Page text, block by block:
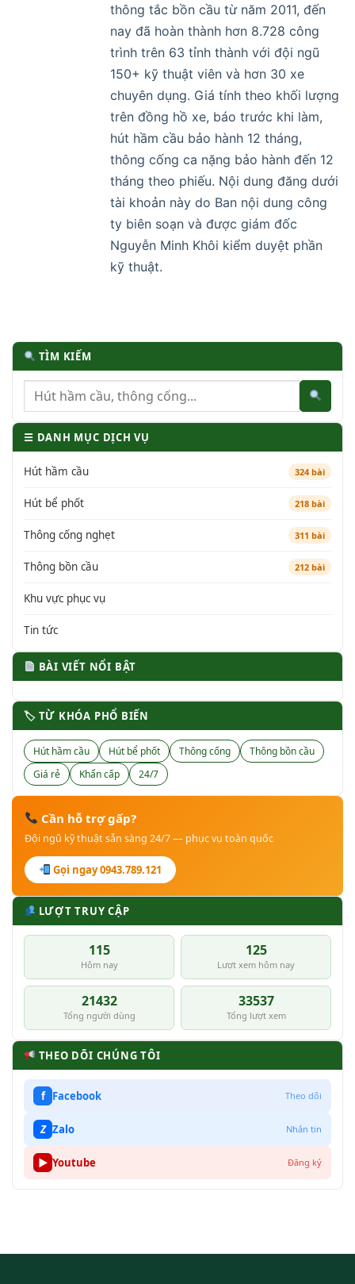
thông tắc bồn cầu từ năm 2011, đến
nay đã hoàn thành hơn 8.728 công
trình trên 63 tỉnh thành với đội ngũ
150+ kỹ thuật viên và hơn 30 xe
chuyên dụng. Giá tính theo khối lượng
trên đồng hồ xe, báo trước khi làm,
hút hầm cầu bảo hành 12 tháng,
thông cống ca nặng bảo hành đến 12
tháng theo phiếu. Nội dung đăng dưới
tài khoản này do Ban nội dung công
ty biên soạn và được giám đốc
Nguyễn Minh Khôi kiểm duyệt phần
kỹ thuật.
TÌM KIẾM
☰ DANH MỤC DỊCH VỤ
Hút hầm cầu 324 bài
Hút bể phốt 218 bài
Thông cống nghẹt 311 bài
Thông bồn cầu 212 bài
Khu vực phục vụ
Tin tức
BÀI VIẾT NỔI BẬT
🏷 TỪ KHÓA PHỔ BIẾN
Hút hầm cầu Hút bể phốt Thông cống
Thông bồn cầu
Giá rẻ
Khẩn cấp 24/7
Cần hỗ trợ gấp?
Đội ngũ kỹ thuật sẵn sàng 24/7 — phục vụ toàn quốc
Gọi ngay 0943.789.121
LƯỢT TRUY CẬP
115
Hôm nay
125
Lượt xem hôm nay
21432
Tổng người dùng
33537
Tổng lượt xem
THEO DÕI CHÚNG TÔI
f Facebook Theo dõi
Z Zalo Nhắn tin
▶ Youtube Đăng ký